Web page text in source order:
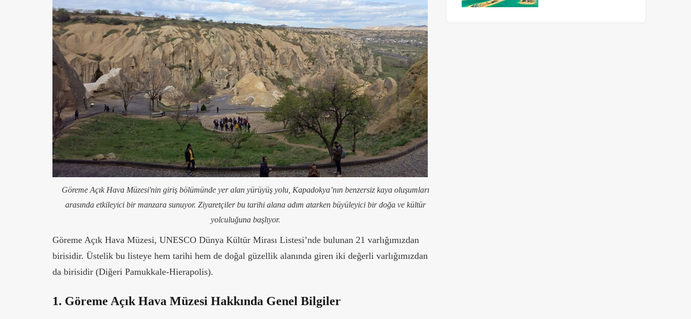
Göreme Açık Hava Müzesi'nin giriş bölümünde yer alan yürüyüş yolu, Kapadokya’nın benzersiz kaya oluşumları
arasında etkileyici bir manzara sunuyor. Ziyaretçiler bu tarihi alana adım atarken büyüleyici bir doğa ve kültür
yolculuğuna başlıyor.
Göreme Açık Hava Müzesi, UNESCO Dünya Kültür Mirası Listesi’nde bulunan 21 varlığımızdan
birisidir. Üstelik bu listeye hem tarihi hem de doğal güzellik alanında giren iki değerli varlığımızdan
da birisidir (Diğeri Pamukkale-Hierapolis).
1. Göreme Açık Hava Müzesi Hakkında Genel Bilgiler